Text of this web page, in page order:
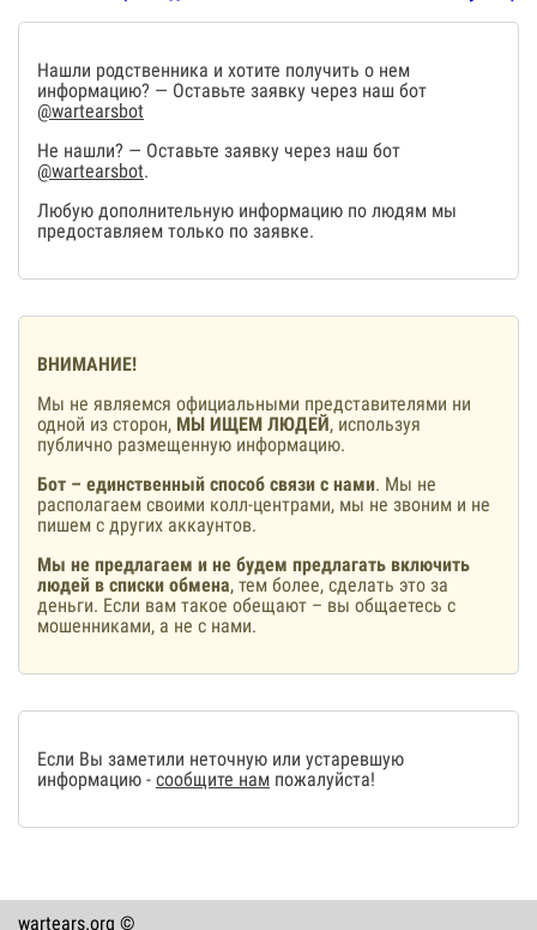
Нашли родственника и хотите получить о нем
информацию? — Оставьте заявку через наш бот
@wartearsbot
Не нашли? — Оставьте заявку через наш бот
@wartearsbot.
Любую дополнительную информацию по людям мы
предоставляем только по заявке.
ВНИМАНИЕ!
Мы не являемся официальными представителями ни
одной из сторон, МЫ ИЩЕМ ЛЮДЕЙ, используя
публично размещенную информацию.
Бот – единственный способ связи с нами. Мы не
располагаем своими колл-центрами, мы не звоним и не
пишем с других аккаунтов.
Мы не предлагаем и не будем предлагать включить
людей в списки обмена, тем более, сделать это за
деньги. Если вам такое обещают – вы общаетесь с
мошенниками, а не с нами.
Если Вы заметили неточную или устаревшую
информацию - сообщите нам пожалуйста!
wartears.org ©